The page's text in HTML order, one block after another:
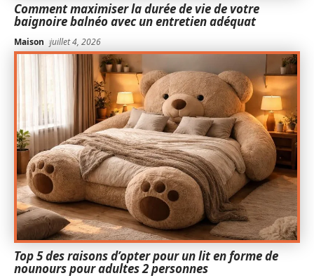
Comment maximiser la durée de vie de votre
baignoire balnéo avec un entretien adéquat
Maison juillet 4, 2026
Top 5 des raisons d’opter pour un lit en forme de
nounours pour adultes 2 personnes